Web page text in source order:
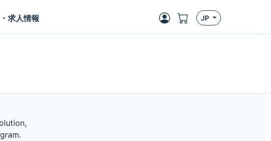
求人情報 JP